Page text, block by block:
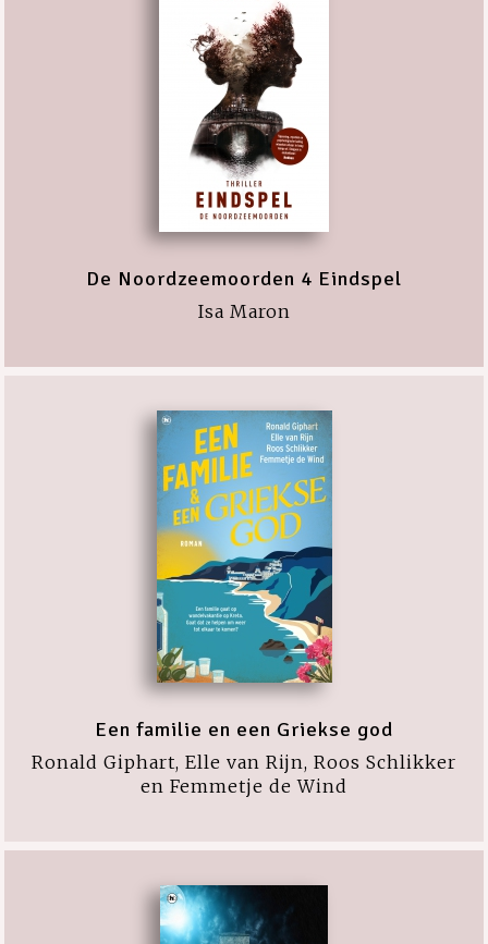
De Noordzeemoorden 4 Eindspel
Isa Maron
Een familie en een Griekse god
Ronald Giphart, Elle van Rijn, Roos Schlikker
en Femmetje de Wind